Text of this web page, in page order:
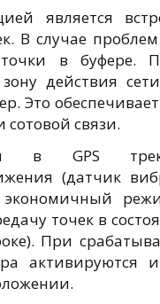
является
В случае
в буфере.
действия
Это
связи.
в GPS
(датчик
экономичный
точек в
При
активируются